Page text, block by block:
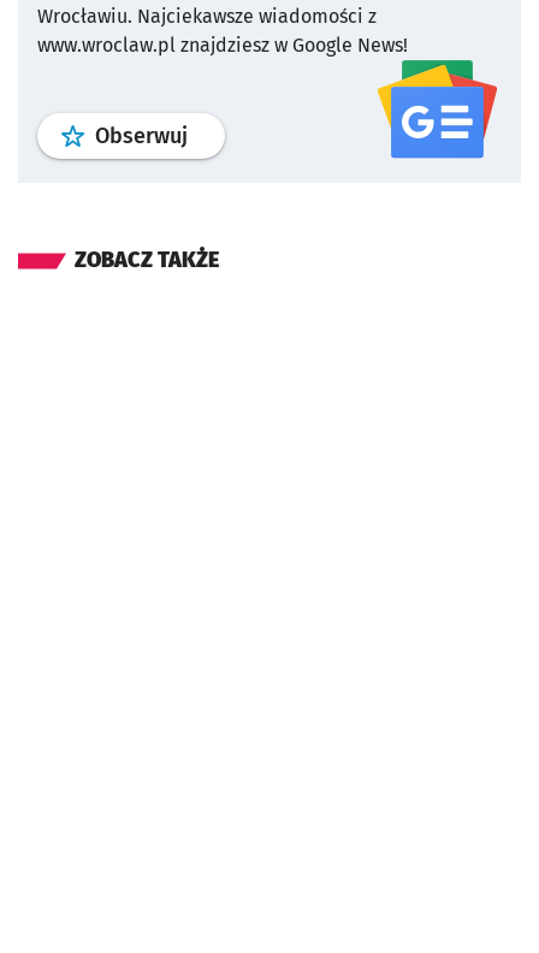
Wrocławiu. Najciekawsze wiadomości z
www.wroclaw.pl znajdziesz w Google News!
Obserwuj profil serwisu
ZOBACZ TAKŻE